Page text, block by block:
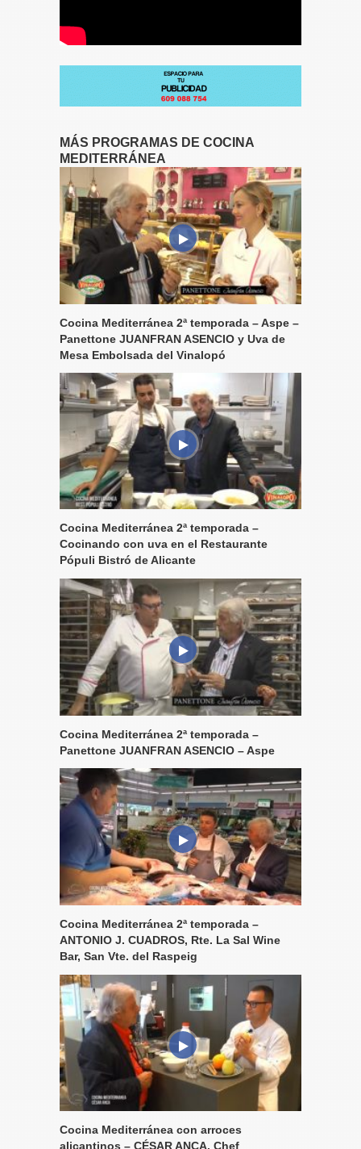
MÁS PROGRAMAS DE COCINA
MEDITERRÁNEA
Cocina Mediterránea 2ª temporada – Aspe –
Panettone JUANFRAN ASENCIO y Uva de
Mesa Embolsada del Vinalopó
Cocina Mediterránea 2ª temporada –
Cocinando con uva en el Restaurante
Pópuli Bistró de Alicante
Cocina Mediterránea 2ª temporada –
Panettone JUANFRAN ASENCIO – Aspe
Cocina Mediterránea 2ª temporada –
ANTONIO J. CUADROS, Rte. La Sal Wine
Bar, San Vte. del Raspeig
Cocina Mediterránea con arroces
alicantinos – CÉSAR ANCA, Chef